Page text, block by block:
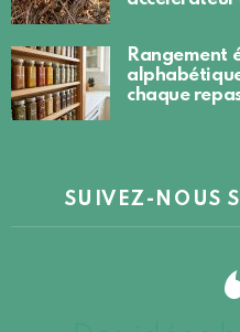
Rangement
chaque
SUIVEZ-NOUS